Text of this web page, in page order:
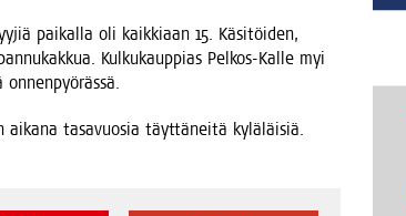
pai­kal­la oli kaik­ki­aan 15. Käsi­töi­den,
Kul­ku­kaup­pias Pel­kos-Kal­le myi
aika­na tasa­vuo­sia täyt­tä­nei­tä kylä­läi­siä.